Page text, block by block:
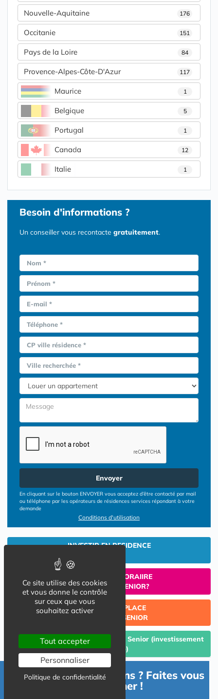
Nouvelle-Aquitaine 176
Occitanie 151
Pays de la Loire 84
Provence-Alpes-Côte-D'Azur 117
Maurice 1
Belgique 5
Portugal 1
Canada 12
Italie 1
Besoin d'informations ?
Un conseiller vous recontacte gratuitement.
Nom *
Prénom *
E-mail *
Téléphone *
CP ville résidence *
Ville recherchée *
Envoyer
En cliquant sur le bouton ENVOYER vous acceptez d’être contacté par mail
ou téléphone par les opérateurs de résidences services répondant à votre
demande
Conditions d'utilisation
INVESTIR EN RESIDENCE
UN SEJOUR TEMPORAIIRE
EN RESIDENCE SENIOR?
TROUVER UNE PLACE
EN RESIDENCE SENIOR
Céder un lot acquis en Résidence Senior (investissement
Lmp/Lmnp)
Besoin d'informations ? Faites vous
accompagner !
Ce site utilise des cookies
et vous donne le contrôle
sur ceux que vous
souhaitez activer
Tout accepter
Personnaliser
Politique de confidentialité